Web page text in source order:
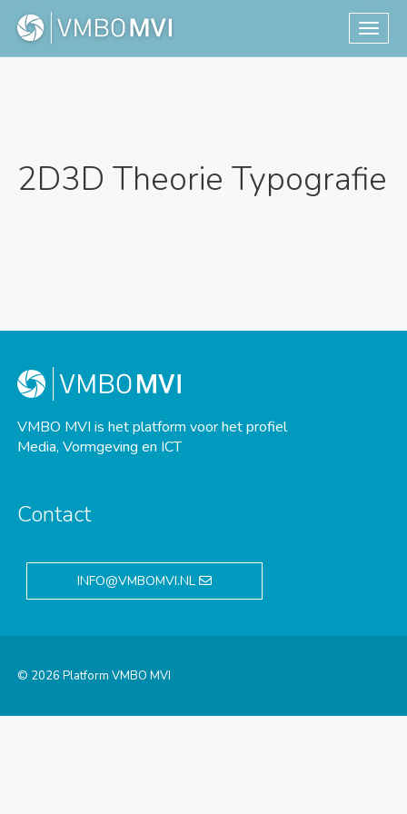
2D3D Theorie Typografie
VMBO MVI is het platform voor het profiel
Media, Vormgeving en ICT
Contact
INFO@VMBOMVI.NL
© 2026 Platform VMBO MVI